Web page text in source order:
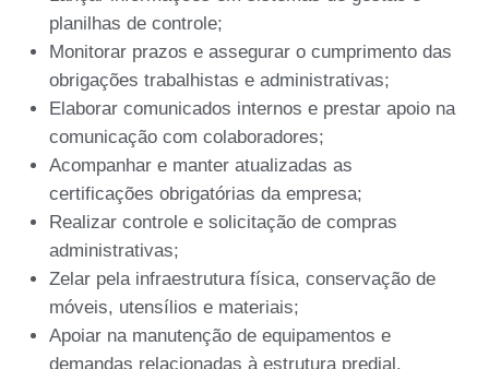
planilhas de controle;
Monitorar prazos e assegurar o cumprimento das
obrigações trabalhistas e administrativas;
Elaborar comunicados internos e prestar apoio na
comunicação com colaboradores;
Acompanhar e manter atualizadas as
certificações obrigatórias da empresa;
Realizar controle e solicitação de compras
administrativas;
Zelar pela infraestrutura física, conservação de
móveis, utensílios e materiais;
Apoiar na manutenção de equipamentos e
demandas relacionadas à estrutura predial.